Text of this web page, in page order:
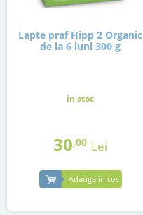
Lapte praf Hipp 2 Organic
de la 6 luni 300 g
in stoc
30,00 Lei
Adauga in cos